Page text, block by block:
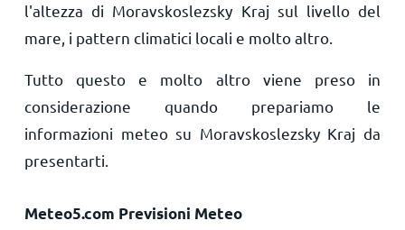
l'altezza di Moravskoslezsky Kraj sul livello del
mare, i pattern climatici locali e molto altro.
Tutto questo e molto altro viene preso in
considerazione quando prepariamo le
informazioni meteo su Moravskoslezsky Kraj da
presentarti.
Meteo5.com Previsioni Meteo